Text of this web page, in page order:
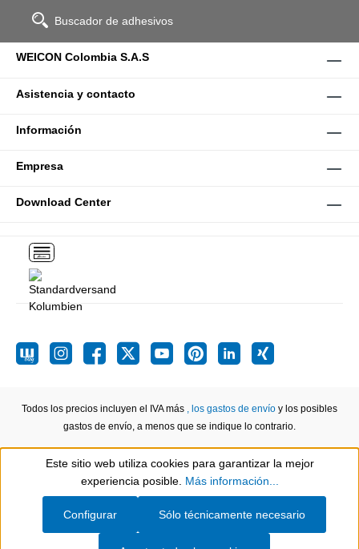
Buscador de adhesivos
WEICON Colombia S.A.S
Asistencia y contacto
Información
Empresa
Download Center
Todos los precios incluyen el IVA más , los gastos de envío y los posibles
gastos de envío, a menos que se indique lo contrario.
Show toolbar
Este sitio web utiliza cookies para garantizar la mejor
experiencia posible. Más información...
Sólo técnicamente necesario
Configurar